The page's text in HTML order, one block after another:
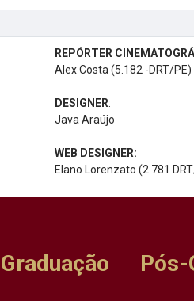
REPÓRTER
Alex Costa (5.182 -DRT/PE)
DESIGNER:
Java Araújo
WEB DESIGNER:
Elano Lorenzato (2.781
Graduação Pós-